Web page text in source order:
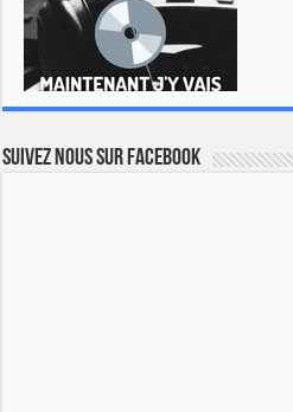
Suivez nous sur Facebook